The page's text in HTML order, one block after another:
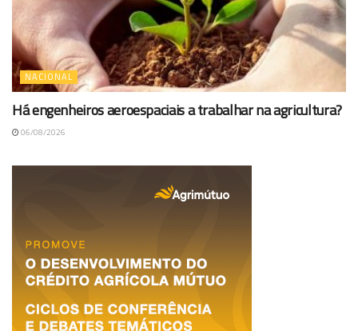
NACIONAL
Há engenheiros aeroespaciais a trabalhar na agricultura?
06/08/2026